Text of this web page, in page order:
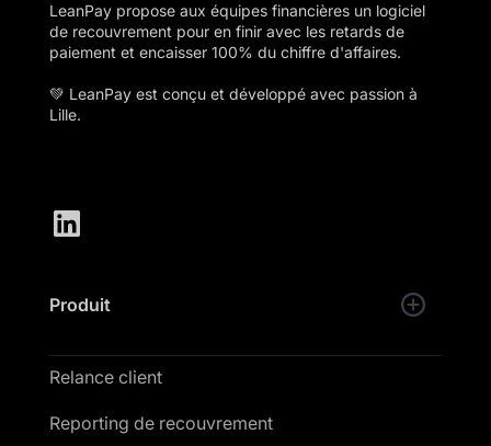
LeanPay propose aux équipes financières un logiciel
de recouvrement pour en finir avec les retards de
paiement et encaisser 100% du chiffre d'affaires.
💚 LeanPay est conçu et développé avec passion à
Lille.
Produit
Relance client
Reporting de recouvrement